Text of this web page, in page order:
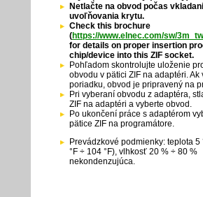
Netlačte na obvod počas
uvoľňovania krytu.
Check this brochure
(https://www.elnec.com/sw/
for details on proper insertion
chip/device into this ZIF socket.
Pohľadom skontrolujte uloženie
obvodu v pätici ZIF na adaptéri. Ak
poriadku, obvod je pripravený na
Pri vyberaní obvodu z adaptéra,
ZIF na adaptéri a vyberte obvod.
Po ukončení práce s adaptérom
pätice ZIF na programátore.
Prevádzkové podmienky: teplota 5
°F ÷ 104 °F), vlhkosť 20 % ÷ 80 %
nekondenzujúca.